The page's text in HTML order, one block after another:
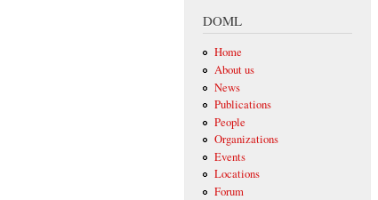
DOML
Home
About us
News
Publications
People
Organizations
Events
Locations
Forum